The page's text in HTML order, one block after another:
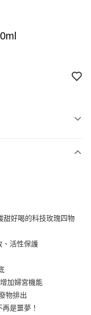
甜好喝的科技玫瑰四物
、活性保護
加婦宮機能
物排出
是噩夢！